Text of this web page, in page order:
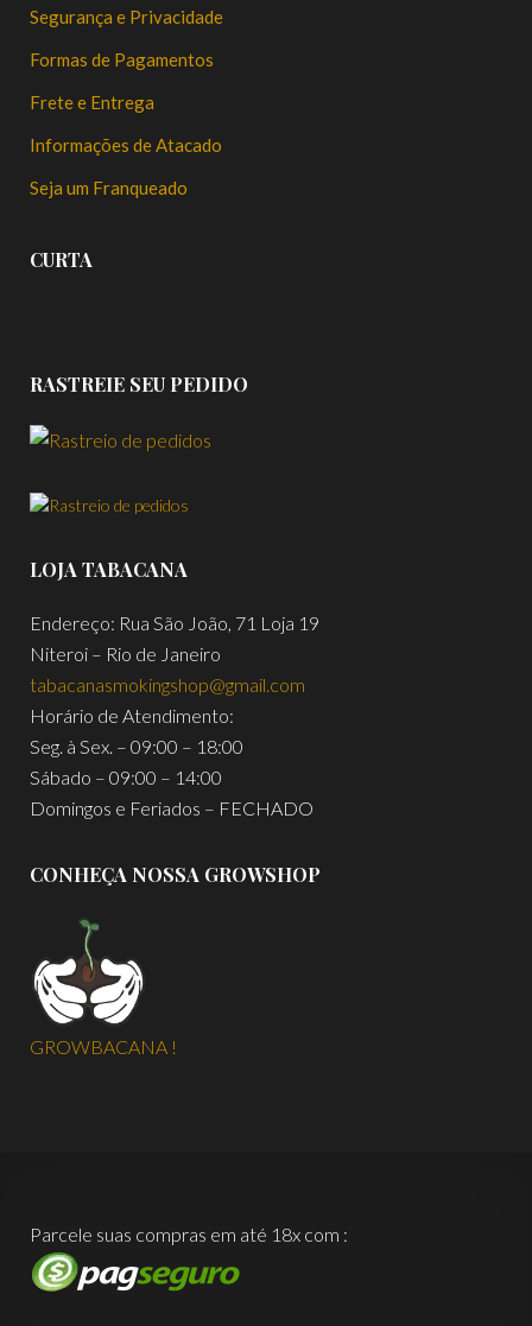
Segurança e Privacidade
Formas de Pagamentos
Frete e Entrega
Informações de Atacado
Seja um Franqueado
CURTA
RASTREIE SEU PEDIDO
LOJA TABACANA
Endereço: Rua São João, 71 Loja 19
Niteroi – Rio de Janeiro
tabacanasmokingshop@gmail.com
Horário de Atendimento:
Seg. à Sex. – 09:00 – 18:00
Sábado – 09:00 – 14:00
Domingos e Feriados – FECHADO
CONHEÇA NOSSA GROWSHOP
GROWBACANA !
Parcele suas compras em até 18x com :